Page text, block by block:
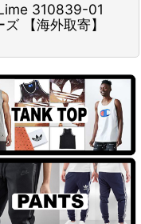
310839-01
【海外取寄】